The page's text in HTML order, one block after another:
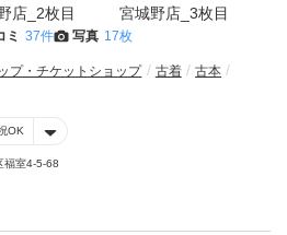
ミ 37件 写真 17枚
プ・チケットショップ 古着
古本
OK
福室4-5-68